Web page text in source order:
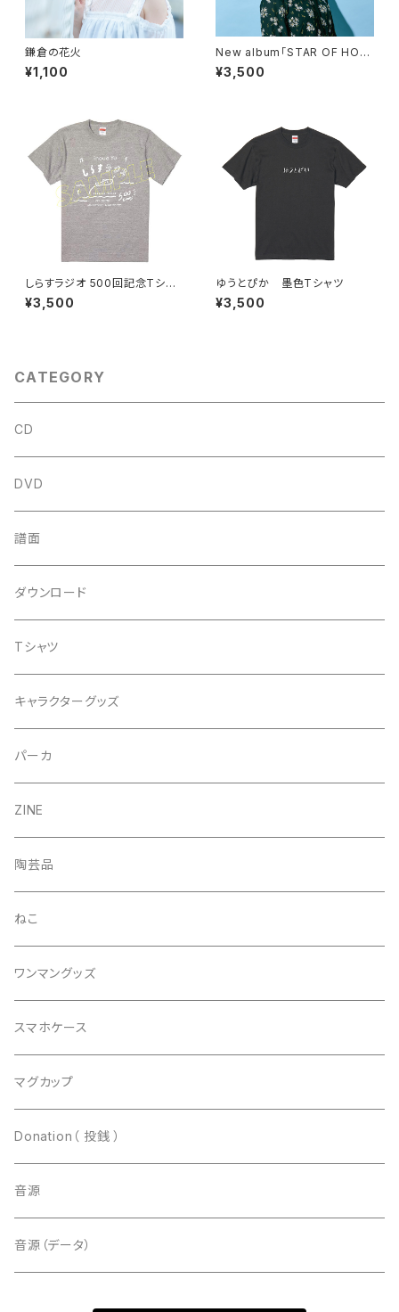
鎌倉の花火
¥1,100
New album「STAR OF HOP
E」
¥3,500
しらすラジオ 500回記念Tシャ
ツ
¥3,500
ゆうとぴか 墨色Tシャツ
¥3,500
CATEGORY
CD
DVD
譜面
ダウンロード
Tシャツ
キャラクターグッズ
パーカ
ZINE
陶芸品
ねこ
ワンマングッズ
スマホケース
マグカップ
Donation（ 投銭 ）
音源
音源（データ）